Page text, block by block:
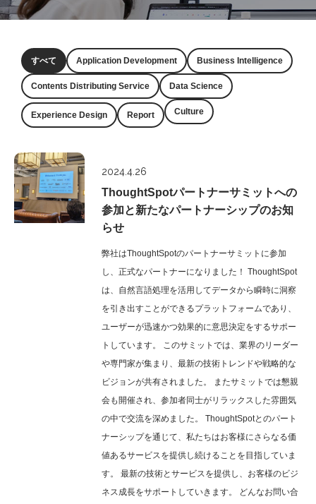
すべて Application Development Business Intelligence
Contents Distributing Service Data Science
Experience Design Report Culture
2024.4.26
ThoughtSpotパートナーサミットへの
参加と新たなパートナーシップのお知
らせ
弊社はThoughtSpotのパートナーサミットに参加
し、正式なパートナーになりました！ ThoughtSpot
は、自然言語処理を活用してデータから瞬時に洞察
を引き出すことができるプラットフォームであり、
ユーザーが迅速かつ効果的に意思決定をするサポー
トしています。 このサミットでは、業界のリーダー
や専門家が集まり、最新の技術トレンドや戦略的な
ビジョンが共有されました。 またサミットでは懇親
会も開催され、参加者同士がリラックスした雰囲気
の中で交流を深めました。 ThoughtSpotとのパート
ナーシップを通じて、私たちはお客様にさらなる価
値あるサービスを提供し続けることを目指していま
す。 最新の技術とサービスを提供し、お客様のビジ
ネス成長をサポートしていきます。 どんなお問い合